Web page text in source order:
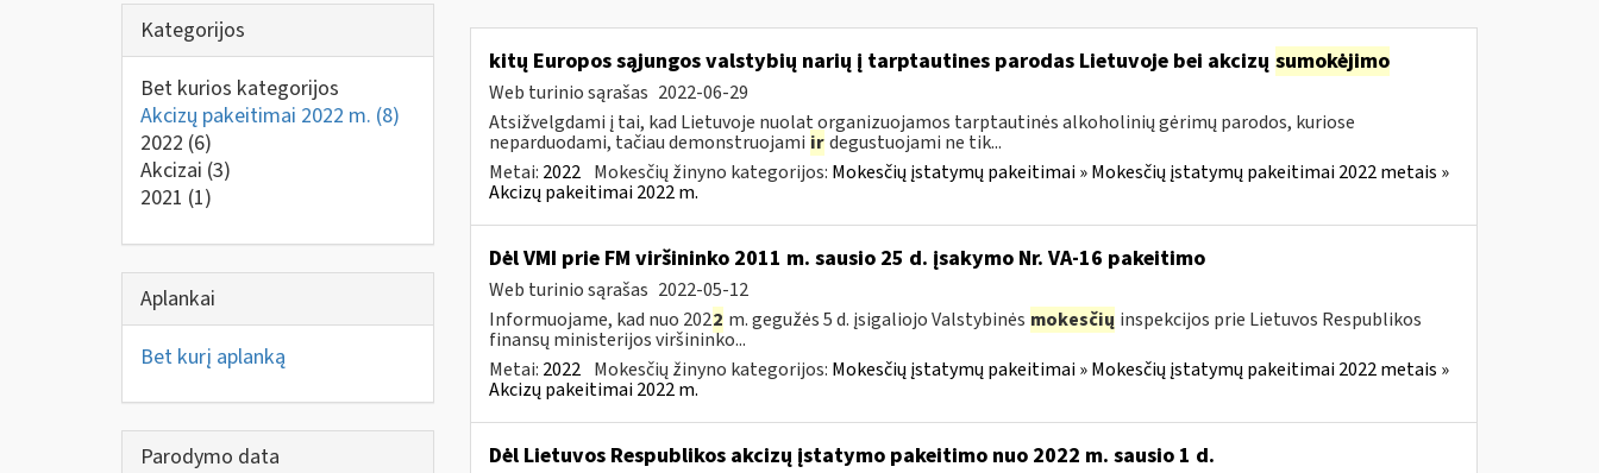
Kategorijos
Bet kurios kategorijos
Akcizų pakeitimai 2022 m. (8)
2022 (6)
Akcizai (3)
2021 (1)
Aplankai
Bet kurį aplanką
Parodymo data
kitų Europos sąjungos valstybių narių į tarptautines parodas Lietuvoje bei akcizų sumokėjimo
Web turinio sąrašas 2022-06-29
Atsižvelgdami į tai, kad Lietuvoje nuolat organizuojamos tarptautinės alkoholinių gėrimų parodos, kuriose
neparduodami, tačiau demonstruojami ir degustuojami ne tik...
Metai: 2022 Mokesčių žinyno kategorijos: Mokesčių įstatymų pakeitimai » Mokesčių įstatymų pakeitimai 2022 metais »
Akcizų pakeitimai 2022 m.
Dėl VMI prie FM viršininko 2011 m. sausio 25 d. įsakymo Nr. VA-16 pakeitimo
Web turinio sąrašas 2022-05-12
Informuojame, kad nuo 2022 m. gegužės 5 d. įsigaliojo Valstybinės mokesčių inspekcijos prie Lietuvos Respublikos
finansų ministerijos viršininko...
Metai: 2022 Mokesčių žinyno kategorijos: Mokesčių įstatymų pakeitimai » Mokesčių įstatymų pakeitimai 2022 metais »
Akcizų pakeitimai 2022 m.
Dėl Lietuvos Respublikos akcizų įstatymo pakeitimo nuo 2022 m. sausio 1 d.